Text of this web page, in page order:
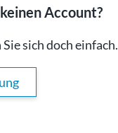
Account?
sich doch einfach.